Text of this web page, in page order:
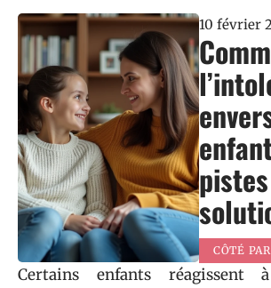
10 février
CÔTÉ
Certains enfants réagissent